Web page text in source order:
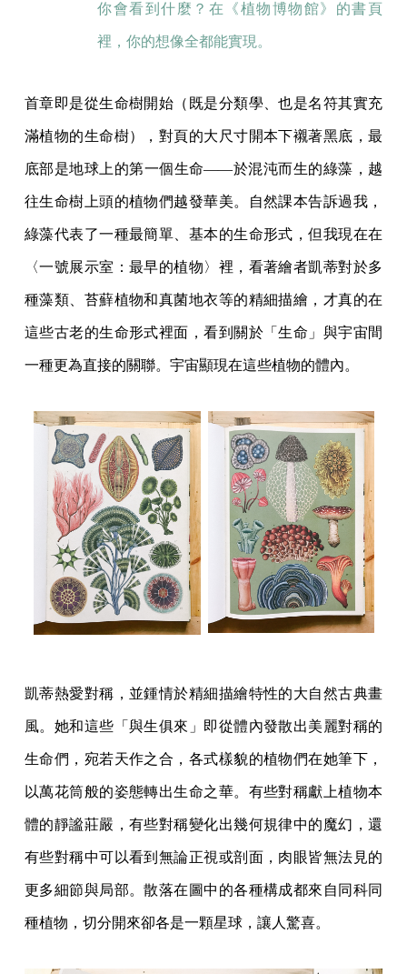
你會看到什麼？在《植物博物館》的書頁
裡，你的想像全都能實現。
首章即是從生命樹開始（既是分類學、也是名符其實充
滿植物的生命樹），對頁的大尺寸開本下襯著黑底，最
底部是地球上的第一個生命——於混沌而生的綠藻，越
往生命樹上頭的植物們越發華美。自然課本告訴過我，
綠藻代表了一種最簡單、基本的生命形式，但我現在在
〈一號展示室：最早的植物〉裡，看著繪者凱蒂對於多
種藻類、苔蘚植物和真菌地衣等的精細描繪，才真的在
這些古老的生命形式裡面，看到關於「生命」與宇宙間
一種更為直接的關聯。宇宙顯現在這些植物的體內。
凱蒂熱愛對稱，並鍾情於精細描繪特性的大自然古典畫
風。她和這些「與生俱來」即從體內發散出美麗對稱的
生命們，宛若天作之合，各式樣貌的植物們在她筆下，
以萬花筒般的姿態轉出生命之華。有些對稱獻上植物本
體的靜謐莊嚴，有些對稱變化出幾何規律中的魔幻，還
有些對稱中可以看到無論正視或剖面，肉眼皆無法見的
更多細節與局部。散落在圖中的各種構成都來自同科同
種植物，切分開來卻各是一顆星球，讓人驚喜。